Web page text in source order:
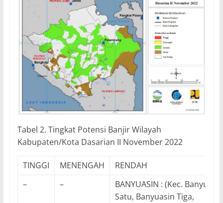
Tabel 2. Tingkat Potensi Banjir Wilayah
Kabupaten/Kota Dasarian II November 2022
TINGGI MENENGAH
RENDAH
–
–
BANYUASIN : (Kec. Banyuasin
Satu, Banyuasin Tiga,